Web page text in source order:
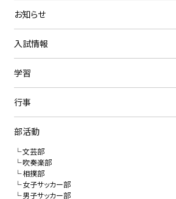
お知らせ
入試情報
学習
行事
部活動
文芸部
吹奏楽部
相撲部
女子サッカー部
男子サッカー部